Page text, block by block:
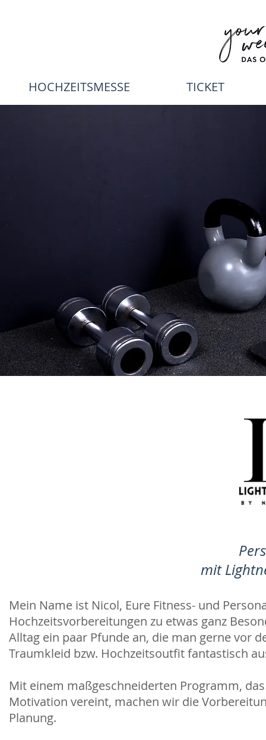
HOCHZEITSMESSE TICKET
mit
Mein Name ist Nicol, Eure Fitness- und
Hochzeitsvorbereitungen zu etwas ganz
Alltag ein paar Pfunde an, die man gerne vor
Traumkleid bzw. Hochzeitsoutfit fantastisch
Mit einem maßgeschneiderten Programm,
Motivation vereint, machen wir die
Planung.